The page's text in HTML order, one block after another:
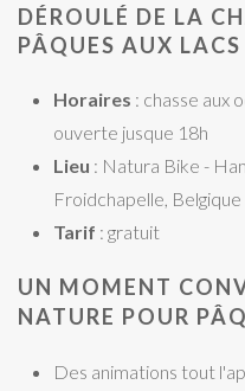
DÉROULÉ DE LA
PÂQUES AUX
Horaires : chasse aux
ouverte jusque 18h
Lieu : Natura Bike -
Froidchapelle, Belgique
Tarif : gratuit
UN MOMENT
NATURE POUR
Des animations tout